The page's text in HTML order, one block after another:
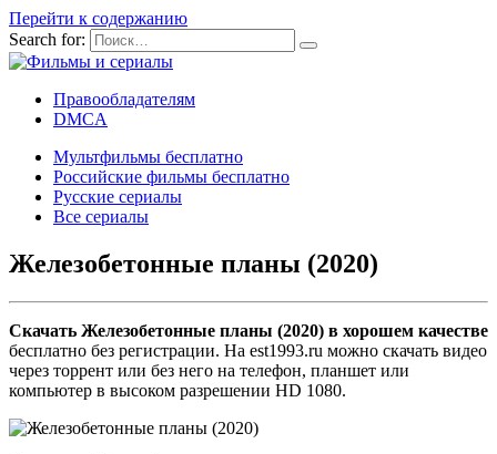
Перейти к содержанию
Search for:
Правообладателям
DMCA
Мультфильмы бесплатно
Российские фильмы бесплатно
Русские сериалы
Все сериалы
Железобетонные планы (2020)
Скачать Железобетонные планы (2020) в хорошем качестве
бесплатно без регистрации. На est1993.ru можно скачать видео
через торрент или без него на телефон, планшет или
компьютер в высоком разрешении HD 1080.